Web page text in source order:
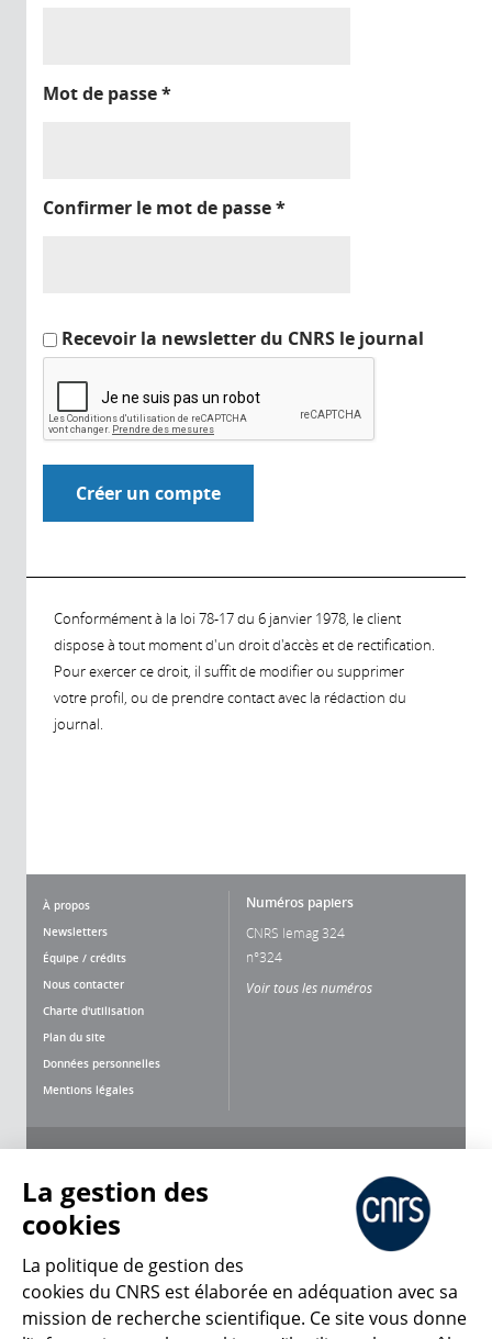
Mot de passe*
Confirmer le mot de passe*
Recevoir la newsletter du CNRS le journal
Conformément à la loi 78-17 du 6 janvier 1978, le client
dispose à tout moment d'un droit d'accès et de rectification.
Pour exercer ce droit, il suffit de modifier ou supprimer
votre profil, ou de prendre contact avec la rédaction du
journal.
À propos
Newsletters
Équipe / crédits
Nous contacter
Charte d'utilisation
Plan du site
Données personnelles
Mentions légales
Numéros papiers
CNRS lemag 324
n°324
Voir tous les numéros
CNRS Le Mag
La gestion des
cookies
La politique de gestion des
cookies du CNRS est élaborée en adéquation avec sa
mission de recherche scientifique. Ce site vous donne